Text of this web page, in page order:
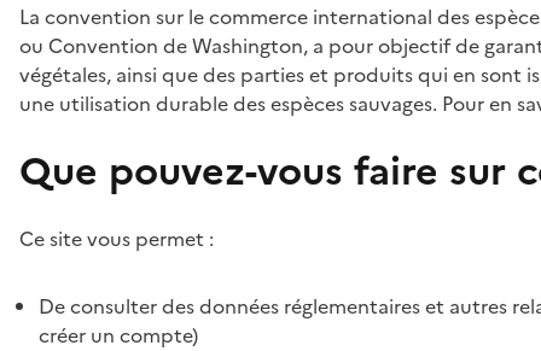
La convention sur le commerce international des
ou Convention de Washington, a pour objectif de
végétales, ainsi que des parties et produits qui en sont
une utilisation durable des espèces sauvages. Pour en
Que pouvez-vous faire sur
Ce site vous permet :
De consulter des données réglementaires et autres
créer un compte)